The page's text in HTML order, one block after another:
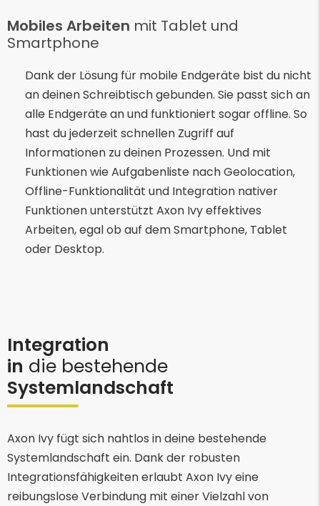
Mobiles Arbeiten mit Tablet und
Smartphone
Dank der Lösung für mobile Endgeräte bist du nicht
an deinen Schreibtisch gebunden. Sie passt sich an
alle Endgeräte an und funktioniert sogar offline. So
hast du jederzeit schnellen Zugriff auf
Informationen zu deinen Prozessen. Und mit
Funktionen wie Aufgabenliste nach Geolocation,
Offline-Funktionalität und Integration nativer
Funktionen unterstützt Axon Ivy effektives
Arbeiten, egal ob auf dem Smartphone, Tablet
oder Desktop.
Integration
in die bestehende
Systemlandschaft
Axon Ivy fügt sich nahtlos in deine bestehende
Systemlandschaft ein. Dank der robusten
Integrationsfähigkeiten erlaubt Axon Ivy eine
reibungslose Verbindung mit einer Vielzahl von